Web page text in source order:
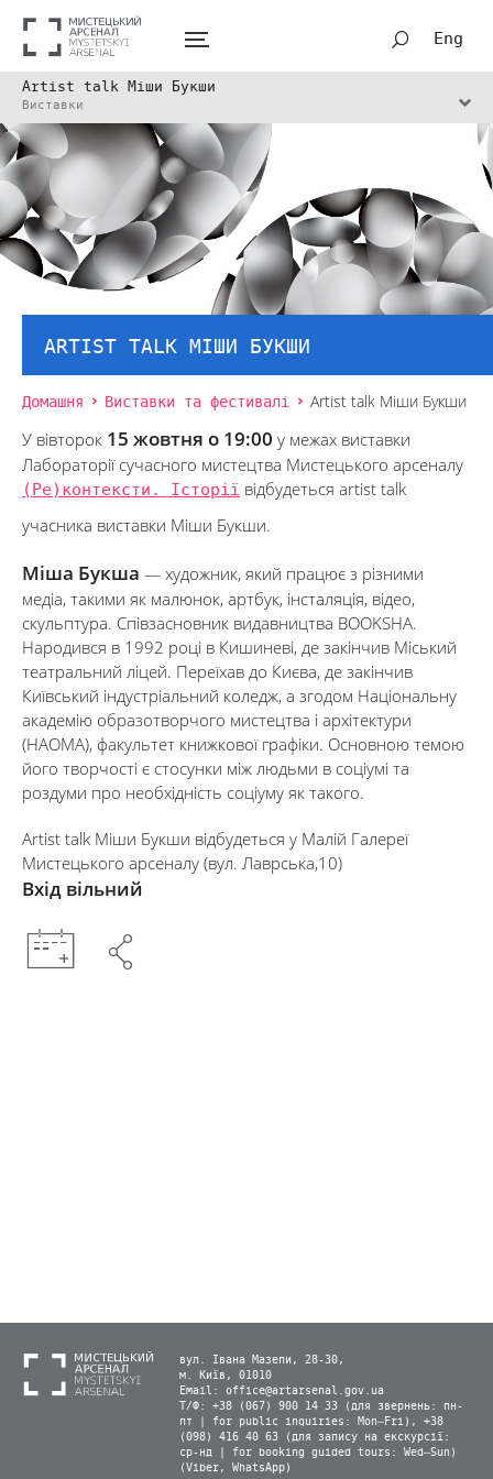
Eng
Artist talk Міши Букши
Виставки
ARTIST TALK МІШИ БУКШИ
Домашня Виставки та фестивалі Artist talk Міши Букши
У вівторок 15 жовтня о 19:00 у межах виставки
Лабораторії сучасного мистецтва Мистецького арсеналу
(Ре)контексти. Історії відбудеться artist talk
учасника виставки Міши Букши.
Міша Букша — художник, який працює з різними
медіа, такими як малюнок, артбук, інсталяція, відео,
скульптура. Співзасновник видавництва BOOKSHA.
Народився в 1992 році в Кишиневі, де закінчив Міський
театральний ліцей. Переїхав до Києва, де закінчив
Київський індустріальний коледж, а згодом Національну
академію образотворчого мистецтва і архітектури
(НАОМА), факультет книжкової графіки. Основною темою
його творчості є стосунки між людьми в соціумі та
роздуми про необхідність соціуму як такого.
Artist talk Міши Букши відбудеться у Малій Галереї
Мистецького арсеналу (вул. Лаврська,10)
Вхід вільний
вул. Івана Мазепи, 28-30,
м. Київ, 01010
Email: office@artarsenal.gov.ua
Т/Ф: +38 (067) 900 14 33 (для звернень: пн-
пт | for public inquiries: Mon–Fri), +38
(098) 416 40 63 (для запису на екскурсії:
ср-нд | for booking guided tours: Wed–Sun)
(Viber, WhatsApp)